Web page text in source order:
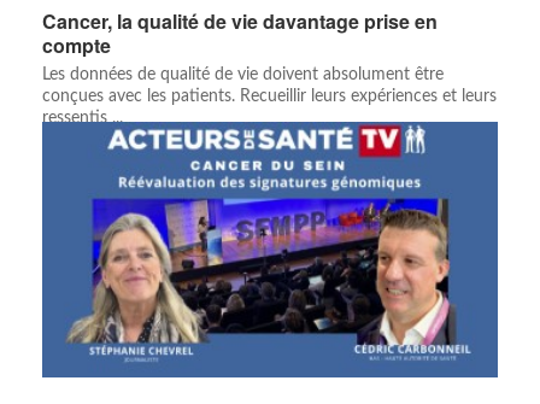
Cancer, la qualité de vie davantage prise en
compte
Les données de qualité de vie doivent absolument être
conçues avec les patients. Recueillir leurs expériences et leurs
ressentis ...